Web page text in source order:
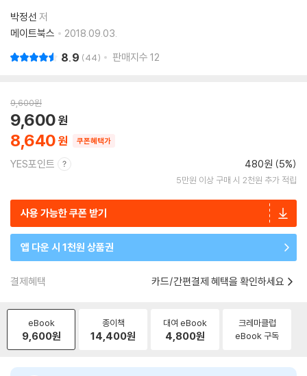
박정선 저
메이트북스
2018.09.03.
8.9 44 판매지수 12
9,600원
8,640
9,600
쿠폰혜택가
YES포인트 480원 (5%)
5만원 이상 구매 시 2천원 추가 적립
사용 가능한 쿠폰 받기
앱 다운 시 1천원 상품권
결제혜택 카드/간편결제 혜택을 확인하세요
eBook
9,600원
종이책
14,400원
대여 eBook
4,800원
크레마클럽
eBook 구독